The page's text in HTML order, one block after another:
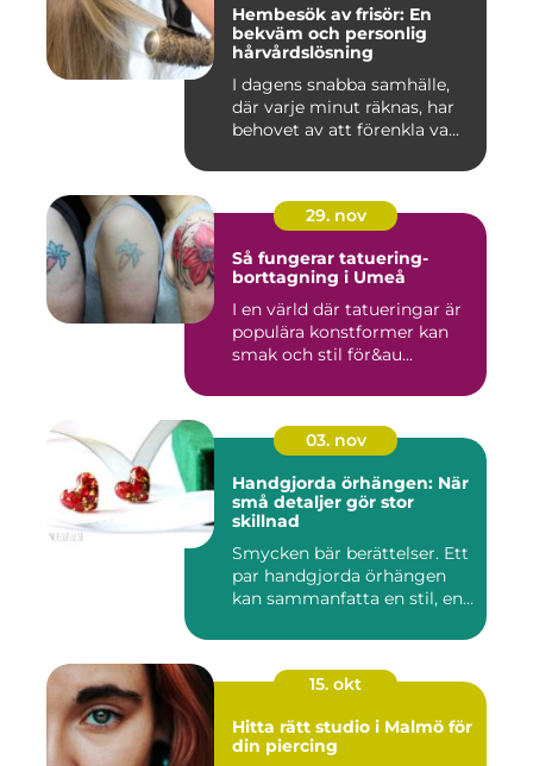
Hembesök av frisör: En
bekväm och personlig
hårvårdslösning
I dagens snabba samhälle,
där varje minut räknas, har
behovet av att förenkla va...
29. nov
Så fungerar tatuering-
borttagning i Umeå
I en värld där tatueringar är
populära konstformer kan
smak och stil för&au...
03. nov
Handgjorda örhängen: När
små detaljer gör stor
skillnad
Smycken bär berättelser. Ett
par handgjorda örhängen
kan sammanfatta en stil, en...
15. okt
Hitta rätt studio i Malmö för
din piercing